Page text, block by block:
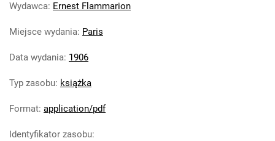
Wydawca: Ernest Flammarion
Miejsce wydania: Paris
Data wydania: 1906
Typ zasobu: książka
Format: application/pdf
Identyfikator zasobu: